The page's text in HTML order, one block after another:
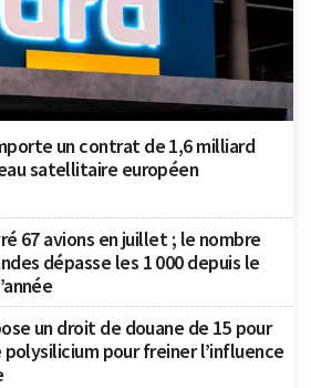
un contrat de 1,6 milliard
satellitaire européen
67 avions en juillet ; le nombre
dépasse les 1 000 depuis le
un droit de douane de 15 pour
pour freiner l’influence